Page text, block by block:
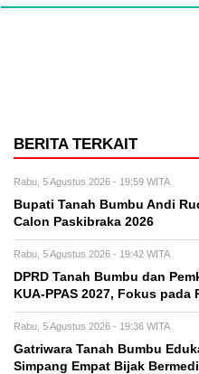
BERITA TERKAIT
Rabu, 5 Agustus 2026 - 19:59 WITA
Bupati Tanah Bumbu Andi
Calon Paskibraka 2026
Rabu, 5 Agustus 2026 - 19:42 WITA
DPRD Tanah Bumbu dan
KUA-PPAS 2027, Fokus
Rabu, 5 Agustus 2026 - 19:36 WITA
Gatriwara Tanah Bumbu
Simpang Empat Bijak